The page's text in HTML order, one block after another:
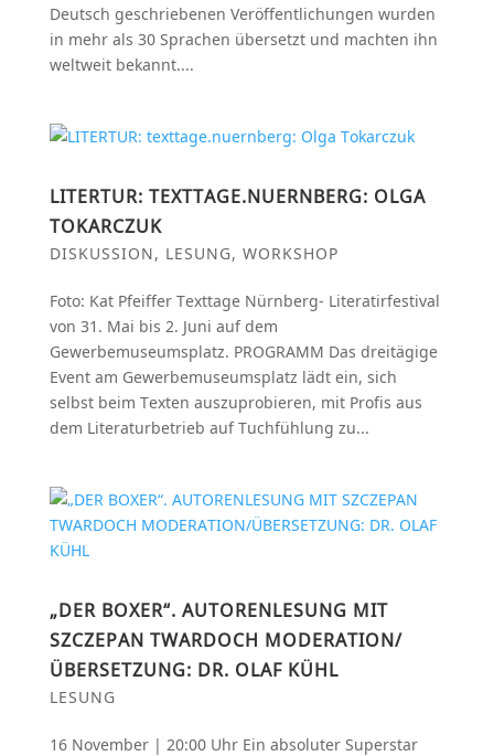
Deutsch geschriebenen Veröffentlichungen wurden
in mehr als 30 Sprachen übersetzt und machten ihn
weltweit bekannt....
LITERTUR: TEXTTAGE.NUERNBERG: OLGA
TOKARCZUK
DISKUSSION, LESUNG, WORKSHOP
Foto: Kat Pfeiffer Texttage Nürnberg- Literatirfestival
von 31. Mai bis 2. Juni auf dem
Gewerbemuseumsplatz. PROGRAMM Das dreitägige
Event am Gewerbemuseumsplatz lädt ein, sich
selbst beim Texten auszuprobieren, mit Profis aus
dem Literaturbetrieb auf Tuchfühlung zu...
„DER BOXER“. AUTORENLESUNG MIT
SZCZEPAN TWARDOCH MODERATION/
ÜBERSETZUNG: DR. OLAF KÜHL
LESUNG
16 November | 20:00 Uhr Ein absoluter Superstar